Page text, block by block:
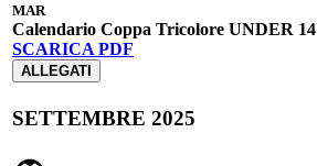
MAR
Calendario Coppa Tricolore UNDER 14
SCARICA PDF
ALLEGATI
SETTEMBRE 2025